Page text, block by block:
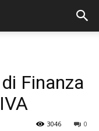
Finanza
0
3046